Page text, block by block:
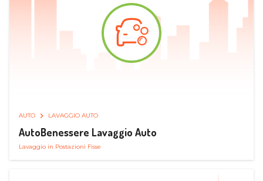
AUTO LAVAGGIO AUTO
AutoBenessere Lavaggio Auto
Lavaggio in Postazioni Fisse